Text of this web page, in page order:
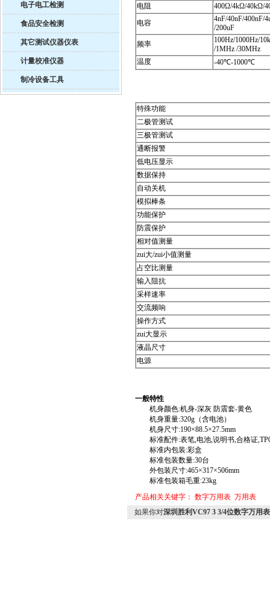
电子电工检测
食品安全检测
其它测试仪器仪表
计量校准仪器
制冷设备工具
电阻
400Ω/4kΩ/40kΩ/
电容
4nF/40nF/400nF/
/200uF
频率
100Hz/1000Hz/
/1MHz /30MHz
温度
-40℃-1000℃
特殊功能
二极管测试
三极管测试
通断报警
低电压显示
数据保持
自动关机
模拟棒条
功能保护
防震保护
相对值测量
zui大/zui小值测量
占空比测量
输入阻抗
采样速率
交流频响
操作方式
zui大显示
液晶尺寸
电源
一般特性
机身颜色:机身-深灰 防震套-黄色
机身重量:320g （含电池）
机身尺寸:190×88.5×27.5mm
标准配件:表笔,电池,说明书,合格证
标准内包装:彩盒
标准包装数量:30台
外包装尺寸:465×317×506mm
标准包装箱毛重:23kg
产品相关关键字： 数字万用表 万用表
如果你对深圳胜利VC97 3 3/4位数字万用